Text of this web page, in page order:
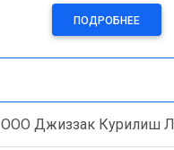
ПОДРОБНЕЕ
ООО Джиззак Курилиш